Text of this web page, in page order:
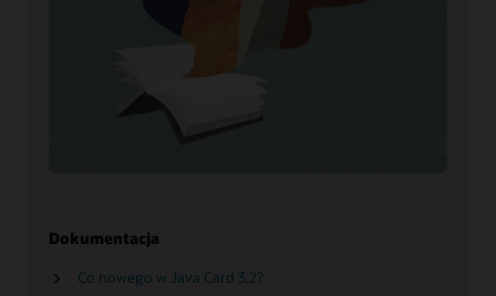
Dokumentacja
Co nowego w Java Card 3.2?